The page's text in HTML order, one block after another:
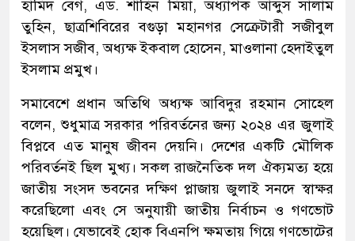
হামিদ বেগ, এড. শাহিন মিয়া, অধ্যাপক আব্দুস সালাম
তুহিন, ছাত্রশিবিরের বগুড়া মহানগর সেক্রেটারী সজীবুল
ইসলাস সজীব, অধ্যক্ষ ইকবাল হোসেন, মাওলানা হেদাইতুল
ইসলাম প্রমুখ।
সমাবেশে প্রধান অতিথি অধ্যক্ষ আবিদুর রহমান সোহেল
বলেন, শুধুমাত্র সরকার পরিবর্তনের জন্য ২০২৪ এর জুলাই
বিপ্লবে এত মানুষ জীবন দেয়নি। দেশের একটি মৌলিক
পরিবর্তনই ছিল মুখ্য। সকল রাজনৈতিক দল ঐক্যমত্য হয়ে
জাতীয় সংসদ ভবনের দক্ষিণ প্লাজায় জুলাই সনদে স্বাক্ষর
করেছিলো এবং সে অনুযায়ী জাতীয় নির্বাচন ও গণভোট
হয়েছিল। যেভাবেই হোক বিএনপি ক্ষমতায় গিয়ে গণভোটের